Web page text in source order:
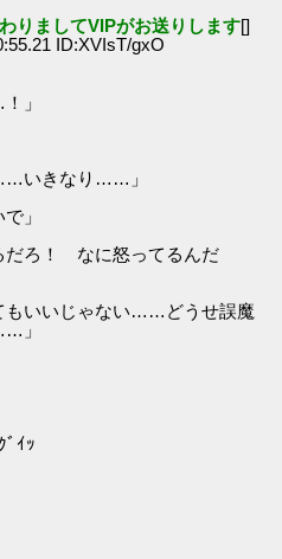
りましてVIPがお送りします[]
ID:XVIsT/gxO
」
いきなり……」
」
だろ！ なに怒ってるんだ
もいいじゃない……どうせ誤魔
」
ｲｯ